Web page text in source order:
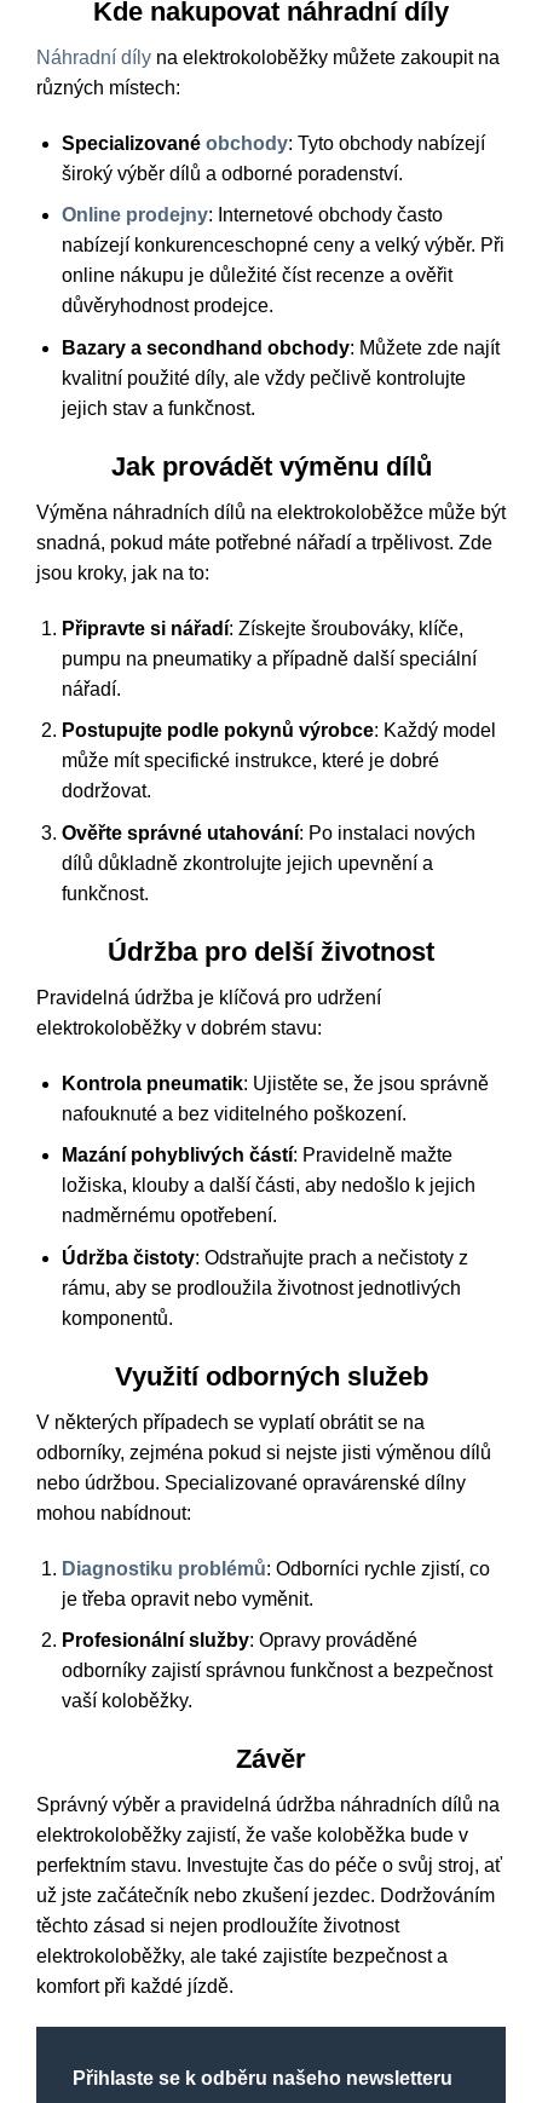
Kde nakupovat náhradní díly
Náhradní díly na elektrokoloběžky můžete zakoupit na
různých místech:
Specializovanéobchody: Tyto obchody nabízejí
široký výběr dílů a odborné poradenství.
Online prodejny: Internetové obchody často
nabízejí konkurenceschopné ceny a velký výběr. Při
online nákupu je důležité číst recenze a ověřit
důvěryhodnost prodejce.
Bazary a secondhand obchody: Můžete zde najít
kvalitní použité díly, ale vždy pečlivě kontrolujte
jejich stav a funkčnost.
Jak provádět výměnu dílů
Výměna náhradních dílů na elektrokoloběžce může být
snadná, pokud máte potřebné nářadí a trpělivost. Zde
jsou kroky, jak na to:
Připravte si nářadí: Získejte šroubováky, klíče,
pumpu na pneumatiky a případně další speciální
nářadí.
Postupujte podle pokynů výrobce: Každý model
může mít specifické instrukce, které je dobré
dodržovat.
Ověřte správné utahování: Po instalaci nových
dílů důkladně zkontrolujte jejich upevnění a
funkčnost.
Údržba pro delší životnost
Pravidelná údržba je klíčová pro udržení
elektrokoloběžky v dobrém stavu:
Kontrola pneumatik: Ujistěte se, že jsou správně
nafouknuté a bez viditelného poškození.
Mazání pohyblivých částí: Pravidelně mažte
ložiska, klouby a další části, aby nedošlo k jejich
nadměrnému opotřebení.
Údržba čistoty: Odstraňujte prach a nečistoty z
rámu, aby se prodloužila životnost jednotlivých
komponentů.
Využití odborných služeb
V některých případech se vyplatí obrátit se na
odborníky, zejména pokud si nejste jisti výměnou dílů
nebo údržbou. Specializované opravárenské dílny
mohou nabídnout:
Diagnostiku problémů: Odborníci rychle zjistí, co
je třeba opravit nebo vyměnit.
Profesionální služby: Opravy prováděné
odborníky zajistí správnou funkčnost a bezpečnost
vaší koloběžky.
Závěr
Správný výběr a pravidelná údržba náhradních dílů na
elektrokoloběžky zajistí, že vaše koloběžka bude v
perfektním stavu. Investujte čas do péče o svůj stroj, ať
už jste začátečník nebo zkušení jezdec. Dodržováním
těchto zásad si nejen prodloužíte životnost
elektrokoloběžky, ale také zajistíte bezpečnost a
komfort při každé jízdě.
Přihlaste se k odběru našeho newsletteru